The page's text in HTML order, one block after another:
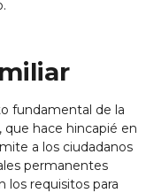
fundamental de la
hace hincapié en
a los ciudadanos
permanentes
los requisitos para